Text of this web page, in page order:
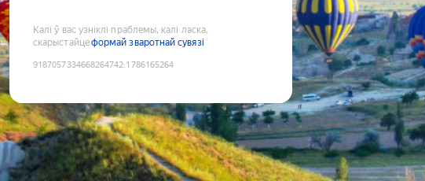
Калі ў вас узніклі праблемы, калі ласка,
скарыстайцеформай зваротнай сувязі
9187057334668264742:1786165264